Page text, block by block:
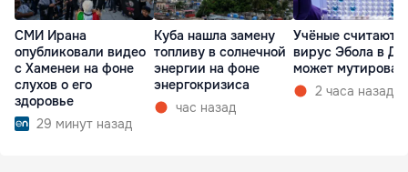
СМИ Ирана
опубликовали видео
с Хаменеи на фоне
слухов о его
здоровье
29 минут назад
Куба нашла замену
топливу в солнечной
энергии на фоне
энергокризиса
час назад
Учёные считают,
вирус Эбола в
может
2 часа назад